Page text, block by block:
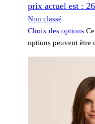
prix actuel est :
Non classé
Choix des options
options peuvent être